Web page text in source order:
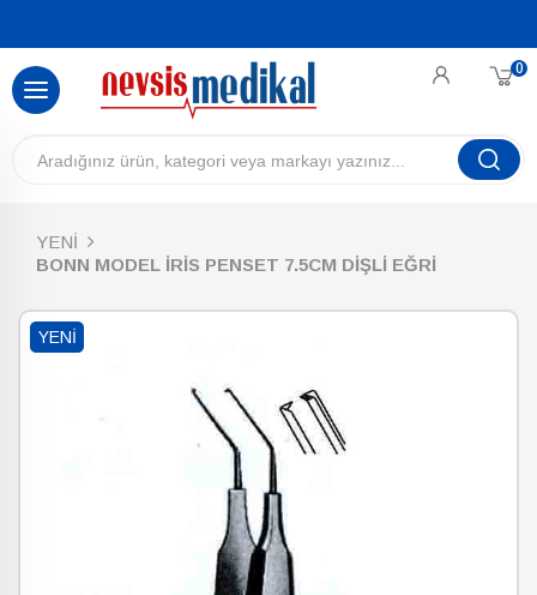
0
YENİ
BONN MODEL İRİS PENSET 7.5CM DİŞLİ EĞRİ
YENI